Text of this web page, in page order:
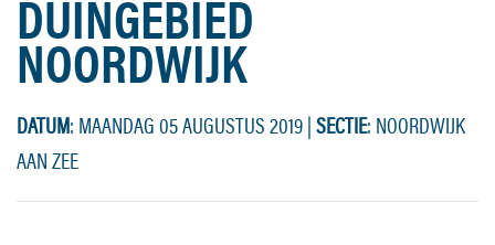
DUINGEBIED
NOORDWIJK
DATUM: MAANDAG 05 AUGUSTUS 2019|SECTIE: NOORDWIJK
AAN ZEE